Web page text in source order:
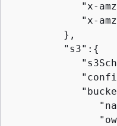
"x-
"x-
         },
         "s3":
{